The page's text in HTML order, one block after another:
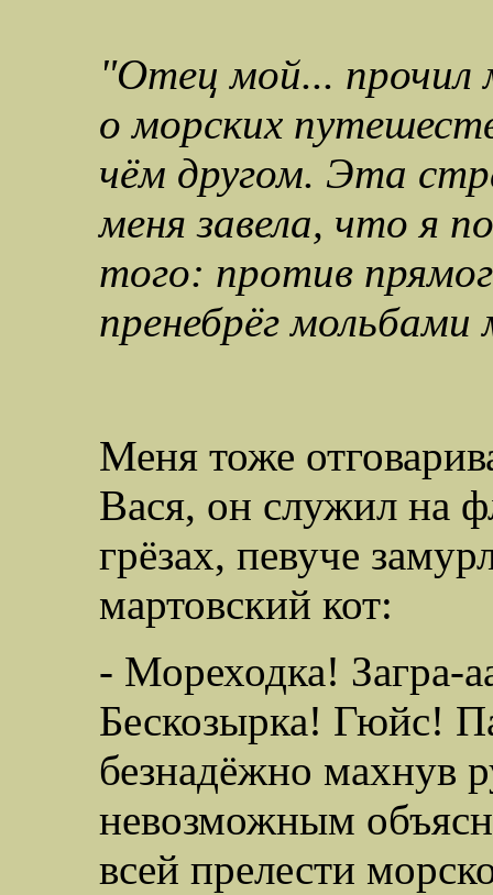
"Отец мой... прочил
о морских
чём другом. Эта
меня завела, что я
того: против
пренебрёг
Меня тоже
Вася, он служил на
грёзах, певуче
мартовский кот:
- Мореходка! Загра-
Бескозырка! Гюйс!
безнадёжно махнув
невозможным
всей прелести